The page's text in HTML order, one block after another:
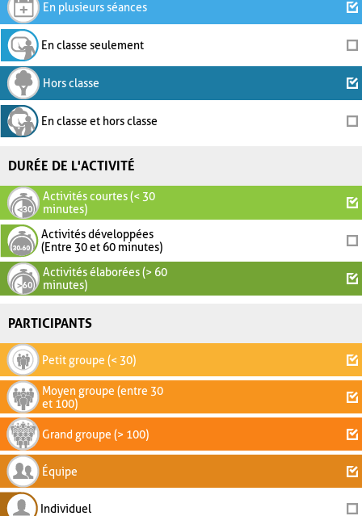
En plusieurs séances
En classe seulement
Hors classe
En classe et hors classe
DURÉE DE L'ACTIVITÉ
Activités courtes (< 30
minutes)
Activités développées
(Entre 30 et 60 minutes)
Activités élaborées (> 60
minutes)
PARTICIPANTS
Petit groupe (< 30)
Moyen groupe (entre 30
et 100)
Grand groupe (> 100)
Équipe
Individuel